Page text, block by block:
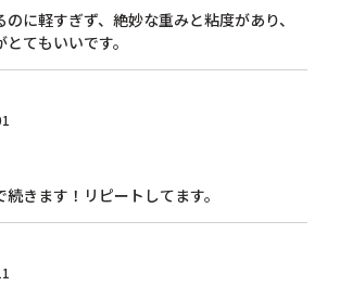
に軽すぎず、絶妙な重みと粘度があり、
てもいいです。
きます！リピートしてます。